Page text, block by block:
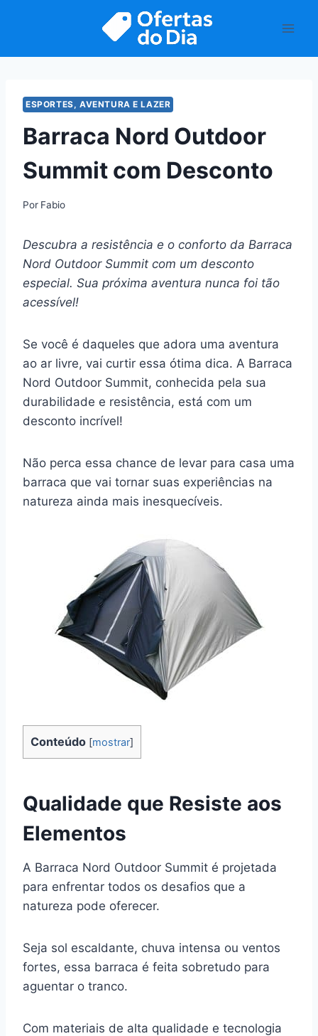
ESPORTES, AVENTURA E LAZER
Barraca Nord Outdoor
Summit com Desconto
Por Fabio
Descubra a resistência e o conforto da Barraca
Nord Outdoor Summit com um desconto
especial. Sua próxima aventura nunca foi tão
acessível!
Se você é daqueles que adora uma aventura
ao ar livre, vai curtir essa ótima dica. A Barraca
Nord Outdoor Summit, conhecida pela sua
durabilidade e resistência, está com um
desconto incrível!
Não perca essa chance de levar para casa uma
barraca que vai tornar suas experiências na
natureza ainda mais inesquecíveis.
Conteúdo [mostrar]
Qualidade que Resiste aos
Elementos
A Barraca Nord Outdoor Summit é projetada
para enfrentar todos os desafios que a
natureza pode oferecer.
Seja sol escaldante, chuva intensa ou ventos
fortes, essa barraca é feita sobretudo para
aguentar o tranco.
Com materiais de alta qualidade e tecnologia